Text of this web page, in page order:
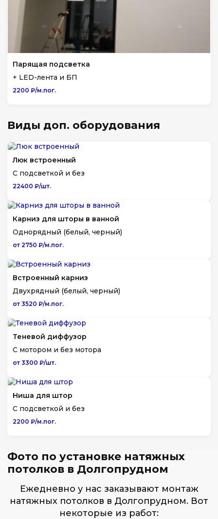
Парящая подсветка
+ LED-лента и БП
2200 ₽/м.пог.
Виды доп. оборудования
Люк встроенный
С подсветкой и без
22400 ₽/шт.
Карниз для шторы в ванной
Однорядный (белый, черный)
от 2750 ₽/м.пог.
Встроенный карниз
Двухрядный (белый, черный)
от 3520 ₽/м.пог.
Теневой диффузор
С мотором и без мотора
от 3300 ₽/шт.
Ниша для штор
С подсветкой и без
2200 ₽/м.пог.
Фото по установке натяжных
потолков в Долгопрудном
Ежедневно у нас заказывают монтаж
натяжных потолков в Долгопрудном. Вот
некоторые из работ: